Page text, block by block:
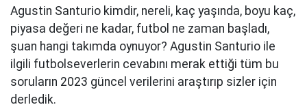
Agustin Santurio kimdir, nereli, kaç yaşında, boyu kaç,
piyasa değeri ne kadar, futbol ne zaman başladı,
şuan hangi takımda oynuyor? Agustin Santurio ile
ilgili futbolseverlerin cevabını merak ettiği tüm bu
soruların 2023 güncel verilerini araştırıp sizler için
derledik.